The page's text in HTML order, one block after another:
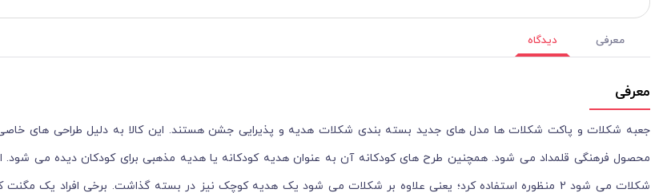
معرفی دیدگاه
معرفی
جعبه شکلات و پاکت شکلات ها مدل های جدید بسته بندی شکلات هدیه و پذیرایی جشن هستند. این کالا به دلیل طراحی های
محصول فرهنگی قلمداد می شود. همچنین طرح های کودکانه آن به عنوان هدیه کودکانه یا هدیه مذهبی برای کودکان دیده می
شکلات می شود 2 منظوره استفاده کرد؛ یعنی علاوه بر شکلات می شود یک هدیه کوچک نیز در بسته گذاشت. برخی افراد یک